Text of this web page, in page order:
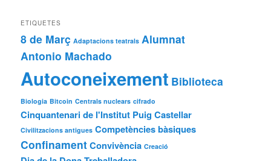
ETIQUETES
8 de Març Adaptacions teatrals Alumnat
Antonio Machado
Autoconeixement Biblioteca
Biologia Bitcoin Centrals nuclears cifrado
Cinquantenari de l'Institut Puig Castellar
Civilitzacions antigues Competències bàsiques
ConfinamentConvivència Creació